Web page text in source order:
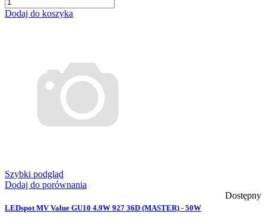
Dodaj do koszyka
Szybki podgląd
Dodaj do porównania
Dostępny
LEDspot MV Value GU10 4.9W 927 36D (MASTER) - 50W